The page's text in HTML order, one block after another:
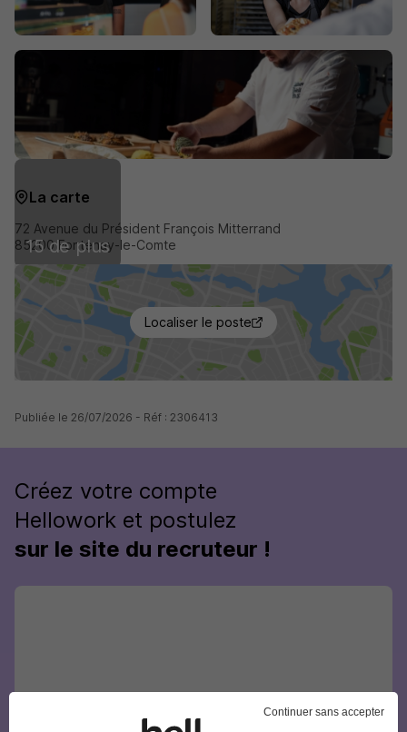
15 de plus
La carte
72 Avenue du Président François Mitterrand
85200 Fontenay-le-Comte
Localiser le poste
Publiée le 26/07/2026 - Réf : 2306413
Créez votre compte
Hellowork et postulez
sur le site du recruteur !
Continuer sans accepter